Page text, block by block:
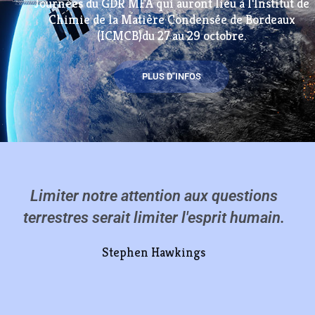
Chimie de la Matière Condensée de Bordeaux
(ICMCB)du 27 au 29 octobre.
PLUS D''INFOS
Limiter notre attention aux questions
terrestres serait limiter l'esprit humain.
Stephen Hawkings